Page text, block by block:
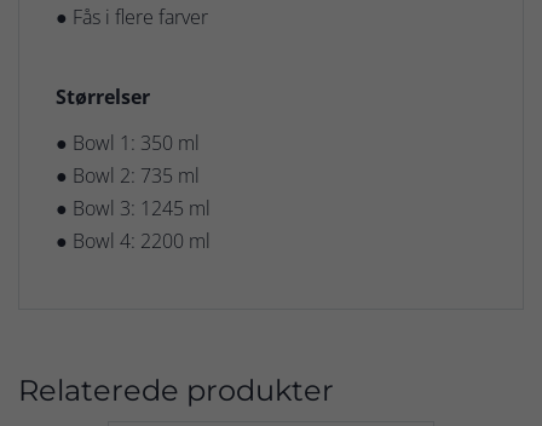
● Fås i flere farver
Størrelser
● Bowl 1: 350 ml
● Bowl 2: 735 ml
● Bowl 3: 1245 ml
● Bowl 4: 2200 ml
Relaterede produkter